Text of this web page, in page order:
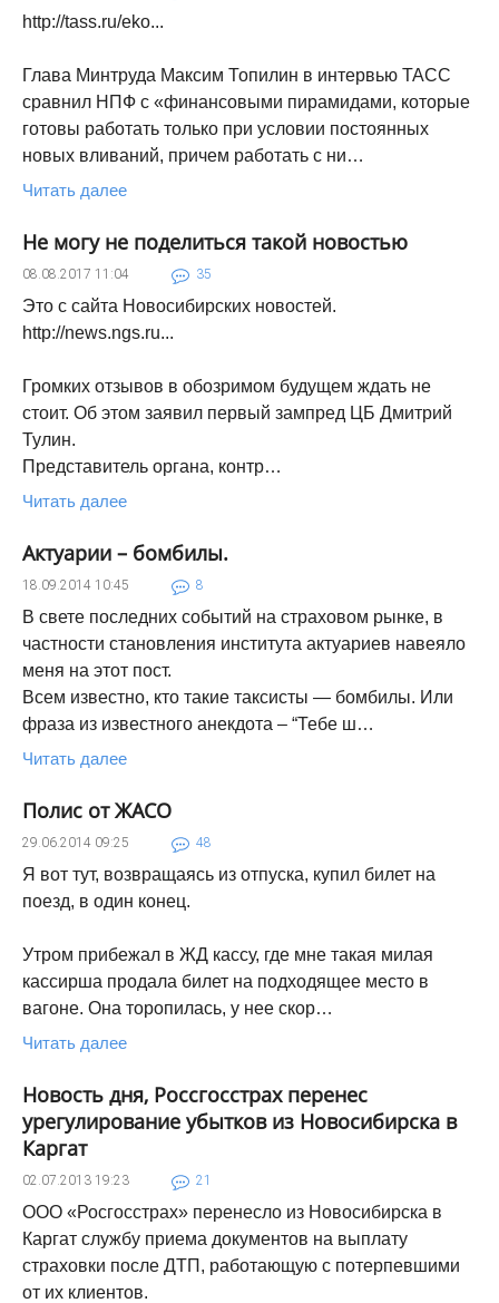
http://tass.ru/eko...
Глава Минтруда Максим Топилин в интервью ТАСС
сравнил НПФ с «финансовыми пирамидами, которые
готовы работать только при условии постоянных
новых вливаний, причем работать с ни…
Читать далее
Не могу не поделиться такой новостью
08.08.2017 11:04 35
Это с сайта Новосибирских новостей.
http://news.ngs.ru...
Громких отзывов в обозримом будущем ждать не
стоит. Об этом заявил первый зампред ЦБ Дмитрий
Тулин.
Представитель органа, контр…
Читать далее
Актуарии – бомбилы.
18.09.2014 10:45 8
В свете последних событий на страховом рынке, в
частности становления института актуариев навеяло
меня на этот пост.
Всем известно, кто такие таксисты — бомбилы. Или
фраза из известного анекдота – “Тебе ш…
Читать далее
Полис от ЖАСО
29.06.2014 09:25 48
Я вот тут, возвращаясь из отпуска, купил билет на
поезд, в один конец.
Утром прибежал в ЖД кассу, где мне такая милая
кассирша продала билет на подходящее место в
вагоне. Она торопилась, у нее скор…
Читать далее
Новость дня, Россгосстрах перенес
урегулирование убытков из Новосибирска в
Каргат
02.07.2013 19:23 21
ООО «Росгосстрах» перенесло из Новосибирска в
Каргат службу приема документов на выплату
страховки после ДТП, работающую с потерпевшими
от их клиентов.